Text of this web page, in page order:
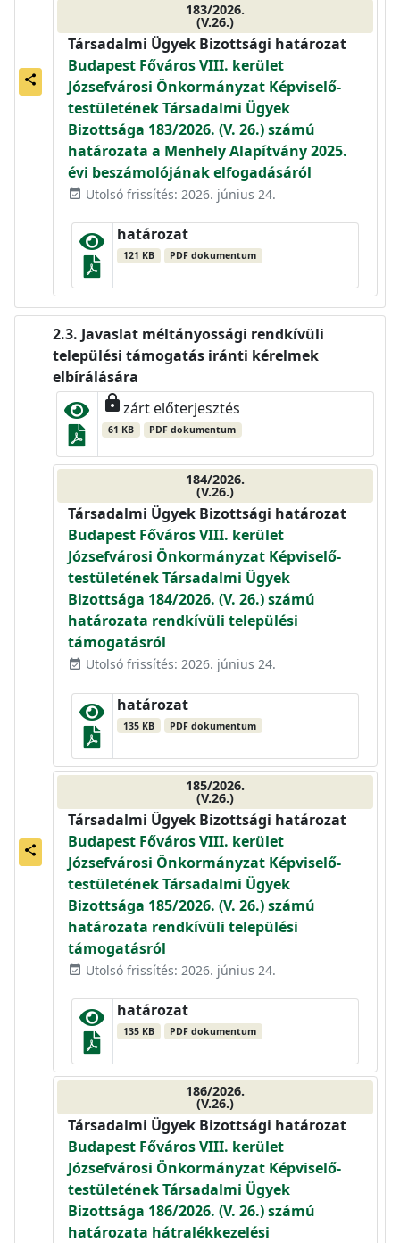
share
183/2026.
(V.26.)
Társadalmi Ügyek Bizottsági határozat
Budapest Főváros VIII. kerület
Józsefvárosi Önkormányzat Képviselő-
testületének Társadalmi Ügyek
Bizottsága 183/2026. (V. 26.) számú
határozata a Menhely Alapítvány 2025.
évi beszámolójának elfogadásáról
event_available Utolsó frissítés: 2026. június 24.
határozat
121 KB PDF dokumentum
share
Javaslat méltányossági rendkívüli
települési támogatás iránti kérelmek
elbírálására
lockzárt előterjesztés
61 KB PDF dokumentum
184/2026.
(V.26.)
Társadalmi Ügyek Bizottsági határozat
Budapest Főváros VIII. kerület
Józsefvárosi Önkormányzat Képviselő-
testületének Társadalmi Ügyek
Bizottsága 184/2026. (V. 26.) számú
határozata rendkívüli települési
támogatásról
event_available Utolsó frissítés: 2026. június 24.
határozat
135 KB PDF dokumentum
185/2026.
(V.26.)
Társadalmi Ügyek Bizottsági határozat
Budapest Főváros VIII. kerület
Józsefvárosi Önkormányzat Képviselő-
testületének Társadalmi Ügyek
Bizottsága 185/2026. (V. 26.) számú
határozata rendkívüli települési
támogatásról
event_available Utolsó frissítés: 2026. június 24.
határozat
135 KB PDF dokumentum
186/2026.
(V.26.)
Társadalmi Ügyek Bizottsági határozat
Budapest Főváros VIII. kerület
Józsefvárosi Önkormányzat Képviselő-
testületének Társadalmi Ügyek
Bizottsága 186/2026. (V. 26.) számú
határozata hátralékkezelési